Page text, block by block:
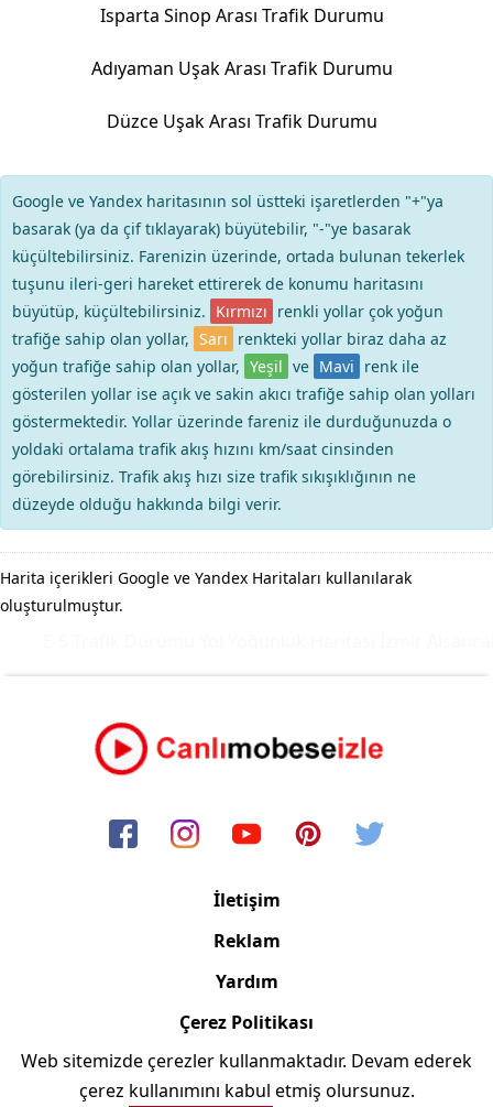
Isparta Sinop Arası Trafik Durumu
Adıyaman Uşak Arası Trafik Durumu
Düzce Uşak Arası Trafik Durumu
Google ve Yandex haritasının sol üstteki işaretlerden "+"ya
basarak (ya da çif tıklayarak) büyütebilir, "-"ye basarak
küçültebilirsiniz. Farenizin üzerinde, ortada bulunan tekerlek
tuşunu ileri-geri hareket ettirerek de konumu haritasını
büyütüp, küçültebilirsiniz. Kırmızı renkli yollar çok yoğun
trafiğe sahip olan yollar, Sarı renkteki yollar biraz daha az
yoğun trafiğe sahip olan yollar, Yeşil ve Mavi renk ile
gösterilen yollar ise açık ve sakin akıcı trafiğe sahip olan yolları
göstermektedir. Yollar üzerinde fareniz ile durduğunuzda o
yoldaki ortalama trafik akış hızını km/saat cinsinden
görebilirsiniz. Trafik akış hızı size trafik sıkışıklığının ne
düzeyde olduğu hakkında bilgi verir.
Harita içerikleri Google ve Yandex Haritaları kullanılarak
oluşturulmuştur.
İletişim
Reklam
Yardım
Çerez Politikası
Copyright © 2006/2024 Canlimobeseizle.com
Web sitemizde çerezler kullanmaktadır. Devam ederek
çerez kullanımını kabul etmiş olursunuz.